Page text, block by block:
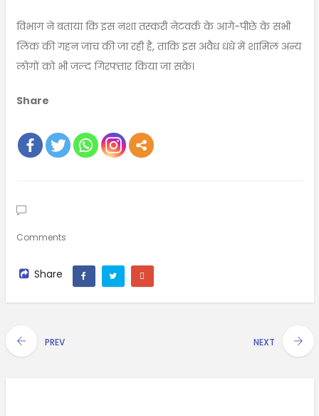
विभाग ने बताया कि इस नशा तस्करी नेटवर्क के आगे-पीछे के सभी
लिंक की गहन जांच की जा रही है, ताकि इस अवैध धंधे में शामिल अन्य
लोगों को भी जल्द गिरफ्तार किया जा सके।
Share
Comments
Share
PREV NEXT